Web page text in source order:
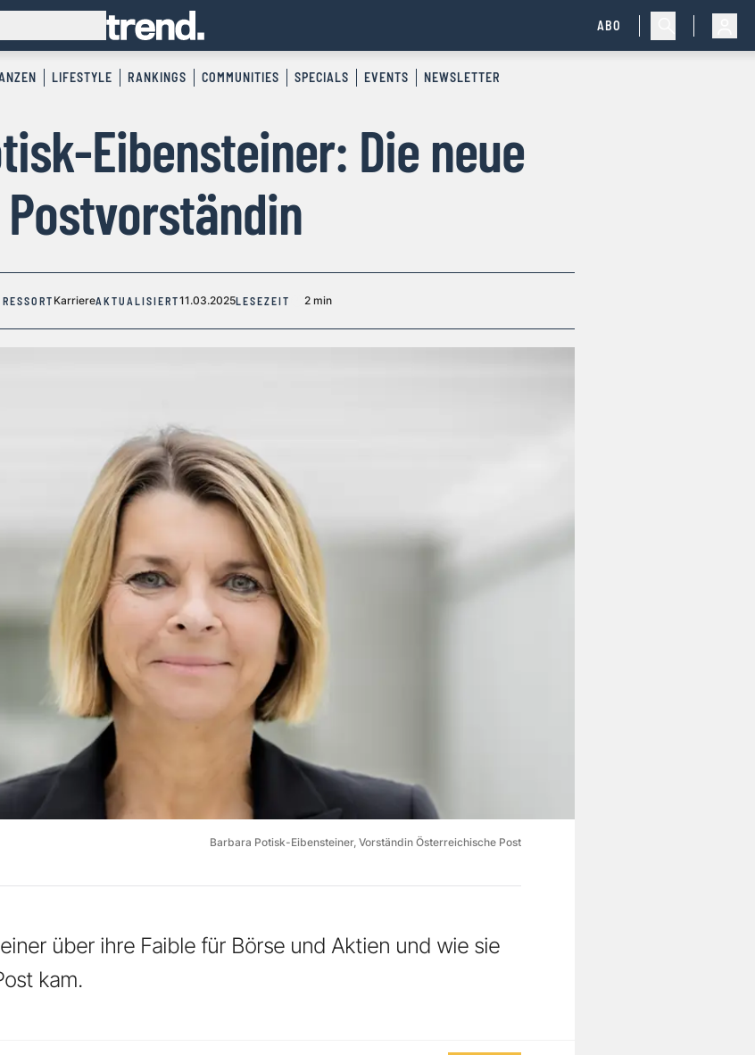
ABO
LIFESTYLE RANKINGS COMMUNITIES SPECIALS EVENTS NEWSLETTER
Eibensteiner: Die neue
Postvorständin
KarriereAKTUALISIERT11.03.2025LESEZEIT 2 min
Barbara Potisk-Eibensteiner, Vorständin Österreichische Post
über ihre Faible für Börse und Aktien und wie sie
kam.